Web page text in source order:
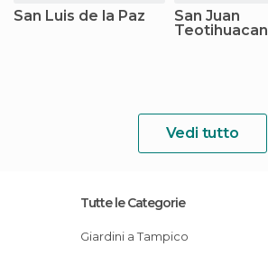
San Luis de la Paz
San Juan
Teotihuacan
Vedi tutto
Tutte le Categorie
Giardini a Tampico